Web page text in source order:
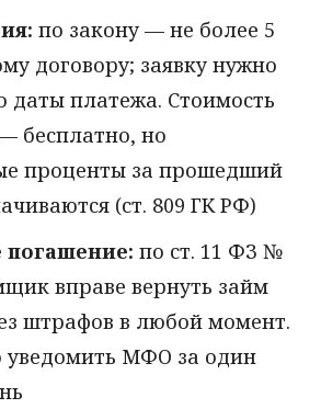
по закону — не более 5
договору; заявку нужно
даты платежа. Стоимость
бесплатно, но
проценты за прошедший
(ст. 809 ГК РФ)
погашение: по ст. 11 ФЗ №
вправе вернуть займ
штрафов в любой момент.
уведомить МФО за один